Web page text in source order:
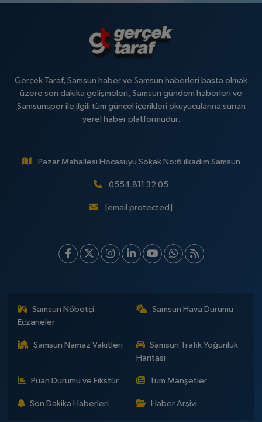
Gerçek Taraf, Samsun haber ve Samsun haberleri başta olmak
üzere son dakika gelişmeleri, Samsun gündem haberleri ve
Samsunspor ile ilgili tüm güncel içerikleri okuyucularına sunan
yerel haber platformudur.
Pazar Mahallesi Hocasuyu Sokak No:6 ilkadım Samsun
0554 811 32 05
[email protected]
Samsun Nöbetçi
Eczaneler
Samsun Hava Durumu
Samsun Namaz Vakitleri
Samsun Trafik Yoğunluk
Haritası
Puan Durumu ve Fikstür Tüm Manşetler
Son Dakika Haberleri Haber Arşivi